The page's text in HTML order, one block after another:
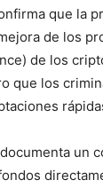
que la
de los
de los
que los
un